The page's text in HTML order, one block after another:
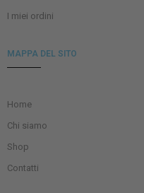
I miei ordini
MAPPA DEL SITO
Home
Chi siamo
Shop
Contatti